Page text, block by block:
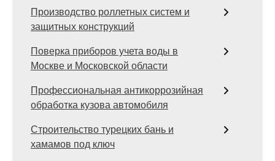
Производство роллетных систем и
защитных конструкций
Поверка приборов учета воды в
Москве и Московской области
Профессиональная антикоррозийная
обработка кузова автомобиля
Строительство турецких бань и
хамамов под ключ